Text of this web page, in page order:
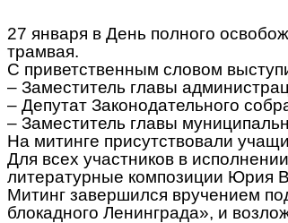
27 января в День полного
трамвая.
С приветственным словом
– Заместитель главы
– Депутат Законодательного
– Заместитель главы
На митинге присутствовали
Для всех участников в
литературные композиции Юрия
Митинг завершился вручением
блокадного Ленинграда», и